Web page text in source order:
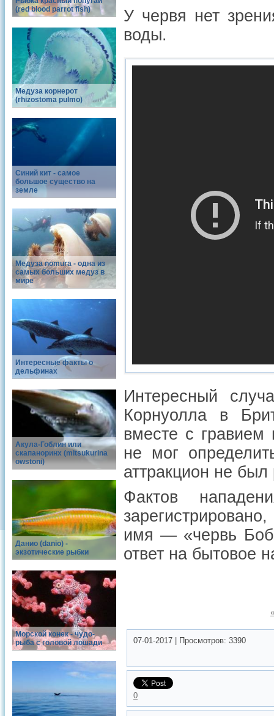
(red blood parrot fish)
Медуза корнерот
(rhizostoma pulmo)
Синий кит - самое
большое существо на
земле
Медуза nomura - одна из
самых больших медуз в
мире
Интересные факты о
дельфинах
Акула-Гоблин или
скапаноринх (mitsukurina
owstoni)
Данио (danio) -
экзотические рыбки
Морской конек - чудо-
рыба с головой лошади
У червя нет
воды.
Интересный
Корнуолла в
вместе с
не мог
аттракцион не был
Фактов
имя — «червь
ответ на бытовое
07-01-2017 Просмотров: 3390
0